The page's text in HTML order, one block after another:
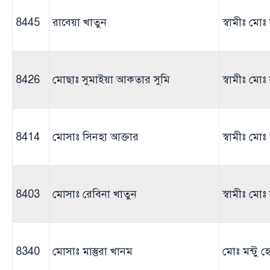
8445 রাবেয়া খাতুন স্বামীঃ
8426 মোছাঃ সুমাইয়া আকতার সুমি স্বামীঃ
8414 মোসাঃ সিনহা আক্তার স্বামীঃ
8403 মোসাঃ রেবিনা খাতুন স্বামীঃ
8340 মোসাঃ মাস্তুরা খানম মোঃ মন্টু